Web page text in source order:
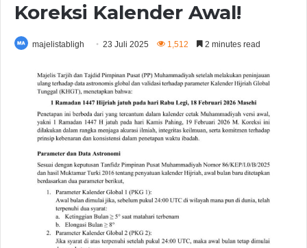
Koreksi Kalender Awal!
majelistabligh 23 Juli 2025 1,512 2 minutes read